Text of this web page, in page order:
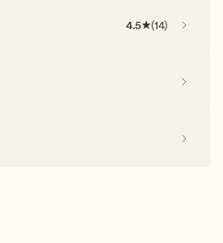
4.5 (14)